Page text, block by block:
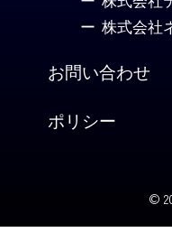
株式会社
お問い合わせ
ポリシー
©